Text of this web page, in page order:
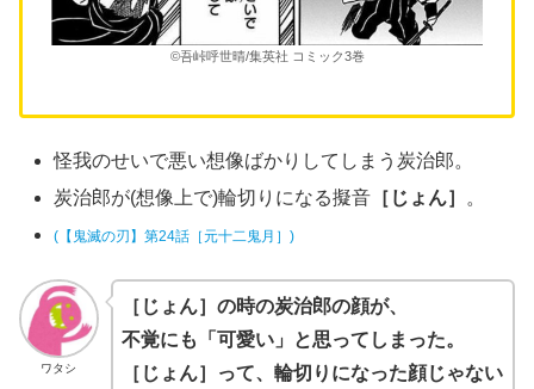
©吾峠呼世晴/集英社 コミック3巻
怪我のせいで悪い想像ばかりしてしまう炭治郎。
炭治郎が(想像上で)輪切りになる擬音 ［じょん］ 。
(【鬼滅の刃】第24話［元十二鬼月］)
ワタシ
［じょん］の時の炭治郎の顔が、
不覚にも「可愛い」と思ってしまった。
［じょん］って、輪切りになった顔じゃない